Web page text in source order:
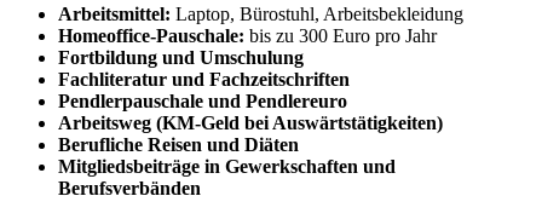
Arbeitsmittel: Laptop, Bürostuhl, Arbeitsbekleidung
Homeoffice-Pauschale: bis zu 300 Euro pro Jahr
Fortbildung und Umschulung
Fachliteratur und Fachzeitschriften
Pendlerpauschale und Pendlereuro
Arbeitsweg (KM-Geld bei Auswärtstätigkeiten)
Berufliche Reisen und Diäten
Mitgliedsbeiträge in Gewerkschaften und
Berufsverbänden